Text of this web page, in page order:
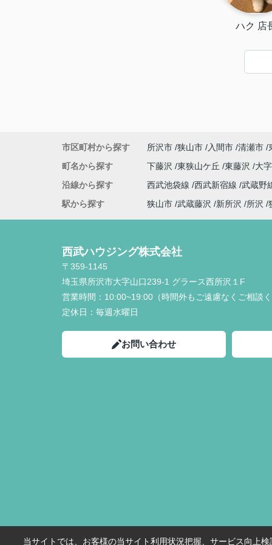
ハク 店
市区町村から探す 所沢市 狭山市 入間市 清瀬市
町名から探す
下藤沢 東狭山ケ丘 東藤沢
大
沿線から探す
西武池袋線 西武新宿線 武蔵野
駅から探す
狭山市 武蔵藤沢 新所沢 所沢
西武ハウジング株式会社
〒359-1145
埼玉県所沢市大字山口239-1 グラース西所沢１F
営業時間： 10:00~19:00（時間外もご遠慮なくご相談
定休日： 毎週水曜日
お問い合わせ
当サイトでは、お客様の当サイト利用状況把握、サービス向上